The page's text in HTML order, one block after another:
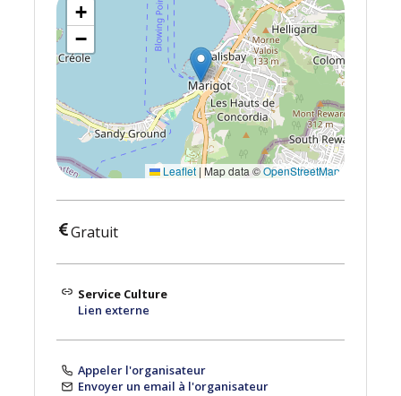
+
−
Leaflet | Map data ©OpenStreetMap
Gratuit
Service Culture
Lien externe
Appeler l'organisateur
Envoyer un email à l'organisateur